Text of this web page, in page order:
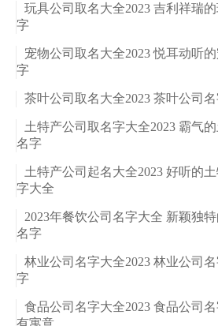
玩具公司取名大全2023 吉利祥瑞
字
宠物公司取名大全2023 悦耳动听
字
茶叶公司取名大全2023 茶叶公司
土特产公司取名字大全2023 霸气
名字
土特产公司起名大全2023 好听的
字大全
2023年餐饮公司名字大全 新颖独
名字
林业公司名字大全2023 林业公司
字
食品公司名字大全2023 食品公司